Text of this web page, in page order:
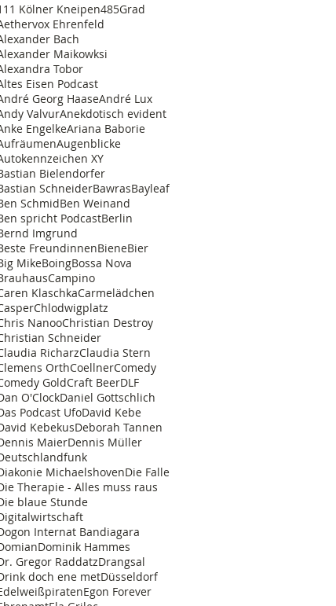
Kölner Kneipen485Grad
Ehrenfeld
Bach
Maikowksi
Tobor
Eisen Podcast
Georg HaaseAndré Lux
ValvurAnekdotisch evident
EngelkeAriana Baborie
Augenblicke
XY
Bielendorfer
SchneiderBawrasBayleaf
SchmidBen Weinand
spricht PodcastBerlin
Imgrund
FreundinnenBieneBier
MikeBoingBossa Nova
Campino
KlaschkaCarmelädchen
Chlodwigplatz
NanooChristian Destroy
Schneider
RicharzClaudia Stern
OrthCoellnerComedy
GoldCraft BeerDLF
O'ClockDaniel Gottschlich
Podcast UfoDavid Kebe
KebekusDeborah Tannen
MaierDennis Müller
MichaelshovenDie Falle
Therapie - Alles muss raus
blaue Stunde
Internat Bandiagara
Dominik Hammes
Gregor RaddatzDrangsal
doch ene metDüsseldorf
Egon Forever